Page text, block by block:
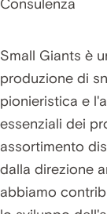
Consulenza
Small Giants è
produzione di
pionieristica e
essenziali dei
assortimento
dalla direzione
abbiamo